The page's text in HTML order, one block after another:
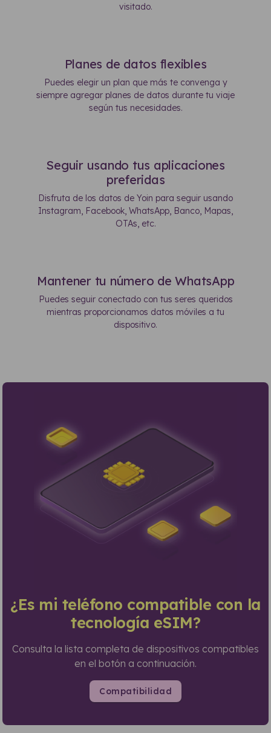
visitado.
Planes de datos flexibles
Puedes elegir un plan que más te convenga y
siempre agregar planes de datos durante tu viaje
según tus necesidades.
Seguir usando tus aplicaciones
preferidas
Disfruta de los datos de Yoin para seguir usando
Instagram, Facebook, WhatsApp, Banco, Mapas,
OTAs, etc.
Mantener tu número de WhatsApp
Puedes seguir conectado con tus seres queridos
mientras proporcionamos datos móviles a tu
dispositivo.
¿Es mi teléfono compatible con la
tecnología eSIM?
Consulta la lista completa de dispositivos compatibles
en el botón a continuación.
Compatibilidad